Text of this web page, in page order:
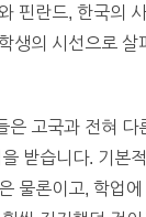
핀란드, 한국의
생의 시선으로 살
은 고국과 전혀 다
받습니다. 기본
물론이고, 학업